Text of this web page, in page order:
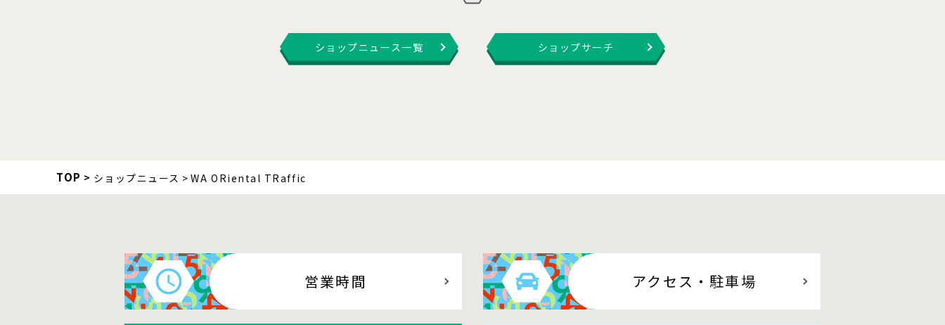
ショップニュース一覧 ショップサーチ
TOP ショップニュース WA ORiental TRaffic
営業時間 アクセス ・駐車場